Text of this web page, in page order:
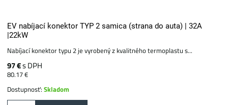
EV nabíjací konektor TYP 2 samica (strana do auta) | 32A
|22kW
Nabíjací konektor typu 2 je vyrobený z kvalitného termoplastu s...
97 €s DPH
80.17 €
Dostupnosť:Skladom